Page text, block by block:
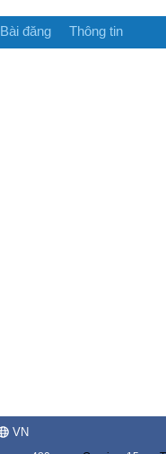
Bài đăng Thông tin
VN